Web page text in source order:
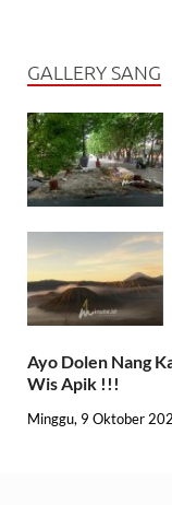
GALLERY SANG
Ayo Dolen Nang
Wis Apik !!!
Minggu, 9 Oktober